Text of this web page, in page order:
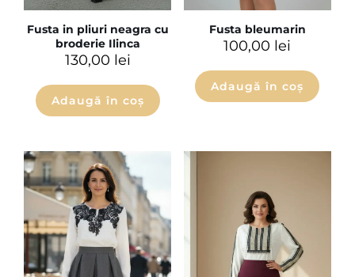
Fusta in pliuri neagra cu
broderie Ilinca
130,00 lei
Adaugă în coș
Fusta bleumarin
100,00 lei
Adaugă în coș